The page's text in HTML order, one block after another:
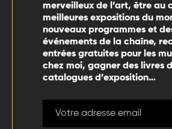
merveilleux de l’art, être au
meilleures expositions du
nouveaux programmes et
événements de la chaîne,
entrées gratuites pour les
chez moi, gagner des livres
catalogues d’exposition…